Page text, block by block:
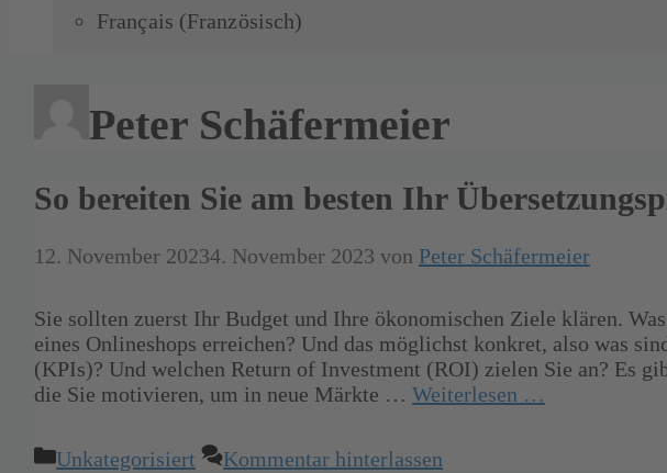
Français (Französisch)
Peter Schäfermeier
So bereiten Sie am besten Ihr
12. November 20234. November 2023 von Peter Schäfermeier
Sie sollten zuerst Ihr Budget und Ihre ökonomischen Ziele klären.
eines Onlineshops erreichen? Und das möglichst konkret, also was
(KPIs)? Und welchen Return of Investment (ROI) zielen Sie an? Es
die Sie motivieren, um in neue Märkte … Weiterlesen …
Kategorien
Unkategorisiert Kommentar hinterlassen